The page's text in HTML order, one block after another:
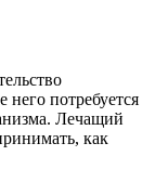
потребуется
Лечащий
как